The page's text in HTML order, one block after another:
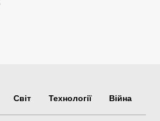
Світ Технології Війна